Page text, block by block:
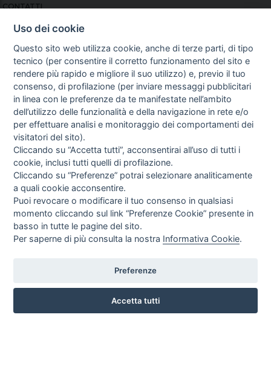
CONTATTI
COOKIE POLICY
PREFERENZE COOKIE
GUIDA AGLI ACQUISTI
PROCEDURA DI ACQUISTO
PAGAMENTI
DIRITTO DI RECESSO
SPEDIZIONI E COSTI
NEWSLETTER
Letta l’informativa privacy acconsento espressamente al trattamento
dei miei dati personali per finalità di marketing (newsletter, novità,
promozioni, ecc.).
Consulta la nostra Privacy Policy
Mondoerboristico.it | Erboristeria Le Gemme Di Cicero Corrado | P.I.
02671460786
Uso dei cookie
Questo sito web utilizza cookie, anche di terze parti, di tipo
tecnico (per consentire il corretto funzionamento del sito e
rendere più rapido e migliore il suo utilizzo) e, previo il tuo
consenso, di profilazione (per inviare messaggi pubblicitari
in linea con le preferenze da te manifestate nell’ambito
dell’utilizzo delle funzionalità e della navigazione in rete e/o
per effettuare analisi e monitoraggio dei comportamenti dei
visitatori del sito).
Cliccando su “Accetta tutti”, acconsentirai all’uso di tutti i
cookie, inclusi tutti quelli di profilazione.
Cliccando su “Preferenze” potrai selezionare analiticamente
a quali cookie acconsentire.
Puoi revocare o modificare il tuo consenso in qualsiasi
momento cliccando sul link “Preferenze Cookie” presente in
basso in tutte le pagine del sito.
Per saperne di più consulta la nostra Informativa Cookie.
Preferenze
Accetta tutti